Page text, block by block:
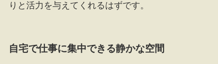
りと活力を与えてくれるはずです。
自宅で仕事に集中できる静かな空間